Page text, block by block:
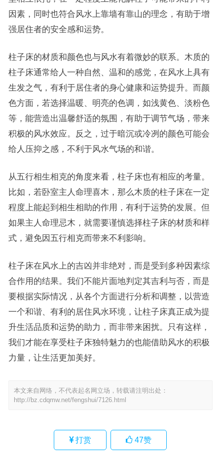
因素，同时也符合风水上靠墙有靠山的理念，有助于增
强居住者的安全感和运势。
柱子床的材质和颜色也与风水有着微妙的联系。木质的
柱子床通常给人一种自然、温和的感觉，在风水上具有
生发之气，有利于居住者的身心健康和运势提升。而颜
色方面，若选择温暖、明亮的色调，如浅黄色、淡粉色
等，能营造出温馨舒适的氛围，有助于调节气场，带来
积极的风水效应。反之，过于暗沉或冷冽的颜色可能会
给人压抑之感，不利于风水气场的和谐。
从五行相生相克的角度来看，柱子床也有相应的考量。
比如，若卧室主人命理喜木，那么木质的柱子床在一定
程度上能起到相生相助的作用，有利于运势的发展。但
如果主人命理忌木，就需要谨慎选择柱子床的材质和样
式，避免因五行相克而带来不利影响。
柱子床在风水上的吉凶并非绝对，而是受到多种因素综
合作用的结果。我们不能片面地判定其吉利与否，而是
要根据实际情况，从各个方面进行分析和调整，以营造
一个和谐、有利的居住风水环境，让柱子床真正成为提
升生活品质和运势的助力，而非带来困扰。只有这样，
我们才能在享受柱子床独特魅力的也能借助风水的积极
力量，让生活更加美好。
本文来自网络，不代表起名网立场，转载请注明出处：
http://bz.cdqmw.net/fengshui/7126.html
打赏 47赞